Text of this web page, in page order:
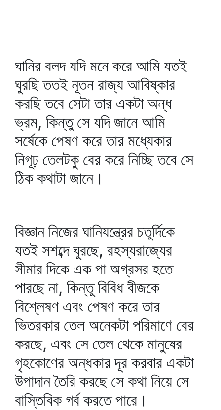
ঘানির বলদ যদি মনে করে আমি যতই
ঘুরছি ততই নূতন রাজ্য আবিষ্কার
করছি তবে সেটা তার একটা অন্ধ
ভ্রম, কিন্তু সে যদি জানে আমি
সর্ষেকে পেষণ করে তার মধ্যেকার
নিগূঢ় তেলটকু বের করে নিচ্ছি তবে সে
ঠিক কথাটা জানে।
বিজ্ঞান নিজের ঘানিযন্ত্রের চতুর্দিকে
যতই সশব্দে ঘুরছে, রহস্যরাজ্যের
সীমার দিকে এক পা অগ্রসর হতে
পারছে না, কিন্তু বিবিধ বীজকে
বিশ্লেষণ এবং পেষণ করে তার
ভিতরকার তেল অনেকটা পরিমাণে বের
করছে, এবং সে তেল থেকে মানুষের
গৃহকোণের অন্ধকার দূর করবার একটা
উপাদান তৈরি করছে সে কথা নিয়ে সে
বাস্তিবিক গর্ব করতে পারে।